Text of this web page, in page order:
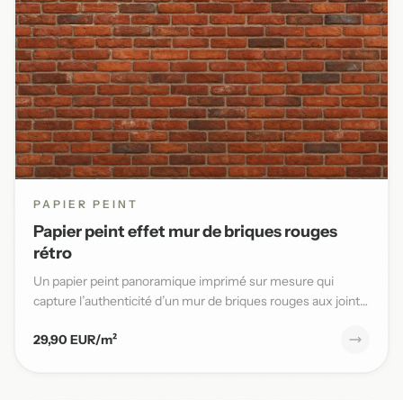
PAPIER PEINT
Papier peint effet mur de briques rouges
rétro
Un papier peint panoramique imprimé sur mesure qui
capture l’authenticité d’un mur de briques rouges aux joints
29,90 EUR/m²